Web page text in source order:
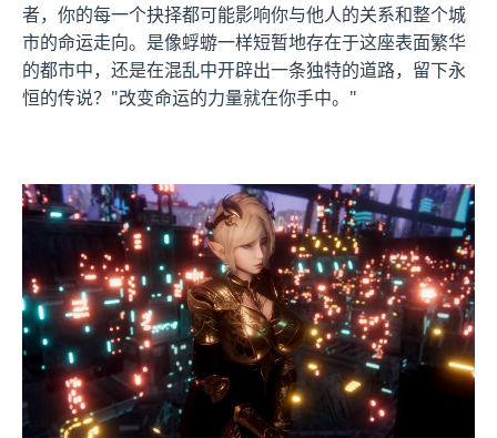
者，你的每一个抉择都可能影响你与他人的关系和整个城
市的命运走向。是像蜉蝣一样短暂地存在于这座表面繁华
的都市中，还是在混乱中开辟出一条独特的道路，留下永
恒的传说？"改变命运的力量就在你手中。"